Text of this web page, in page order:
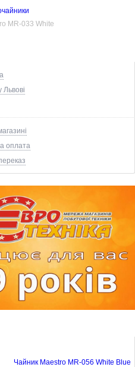
MR-033 White
Львові
оплата
Чайник Maestro MR-056 White Blue